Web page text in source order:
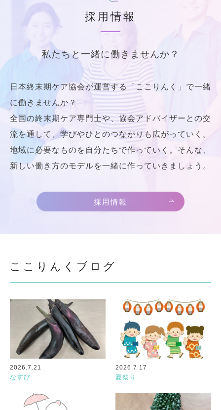
採用情報
私たちと一緒に働きませんか？
日本終末期ケア協会が運営する「ここりんく」で一緒
に働きませんか？
全国の終末期ケア専門士や、協会アドバイザーとの交
流を通して、学びやひとのつながりも広がっていく。
地域に必要なものを自分たちで作っていく。そんな、
新しい働き方のモデルを一緒に作っていきましょう。
採用情報
ここりんくブログ
2026.7.21
なすび
2026.7.17
夏祭り